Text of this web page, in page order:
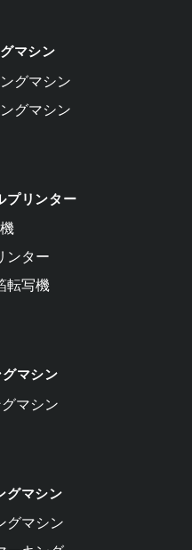
マシン
グマシン
グマシン
プリンター
ンター
転写機
マシン
マシン
グマシン
グマシン